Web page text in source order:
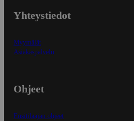
Yhteystiedot
Myymälät
Asiakaspalvelu
Ohjeet
Ensitilaajan ohjeet